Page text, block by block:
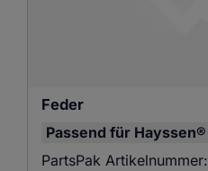
Feder
Passend für Hayssen®
PartsPak Artikelnummer: